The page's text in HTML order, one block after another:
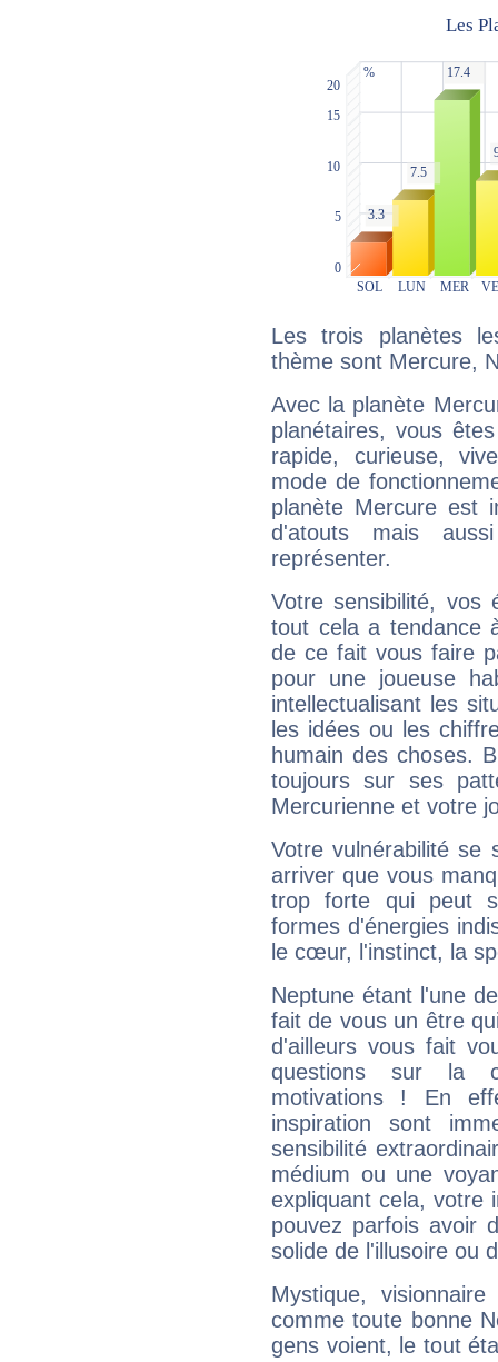
Les trois planètes
thème sont Mercure,
Avec la planète
planétaires, vous
rapide, curieuse,
mode de
planète Mercure est
d'atouts mais
représenter.
Votre sensibilité,
tout cela a tendance
de ce fait vous faire
pour une joueuse
intellectualisant les
les idées ou les
humain des choses.
toujours sur ses
Mercurienne et votre
Votre vulnérabilité se
arriver que vous
trop forte qui peut
formes d'énergies
le cœur, l'instinct, la
Neptune étant l'une
fait de vous un être
d'ailleurs vous fait
questions sur la
motivations ! En
inspiration sont
sensibilité
médium ou une
expliquant cela, votre
pouvez parfois avoir
solide de l'illusoire ou
Mystique,
comme toute bonne
gens voient, le tout